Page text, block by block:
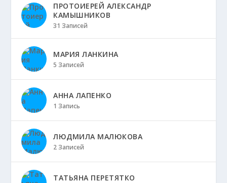
ПРОТОИЕРЕЙ АЛЕКСАНДР
КАМЫШНИКОВ
31 Записей
МАРИЯ ЛАНКИНА
5 Записей
АННА ЛАПЕНКО
1 Запись
ЛЮДМИЛА МАЛЮКОВА
2 Записей
ТАТЬЯНА ПЕРЕТЯТКО